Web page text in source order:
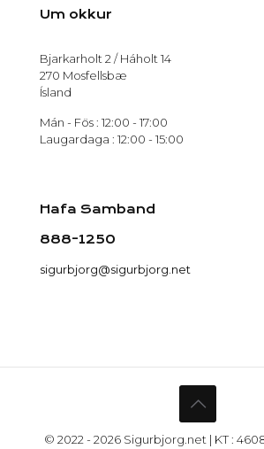
Um okkur
Bjarkarholt 2 / Háholt 14
270 Mosfellsbæ
Ísland
Mán - Fös : 12:00 - 17:00
Laugardaga : 12:00 - 15:00
Hafa Samband
888-1250
sigurbjorg@sigurbjorg.net
© 2022 - 2026 Sigurbjorg.net | KT :